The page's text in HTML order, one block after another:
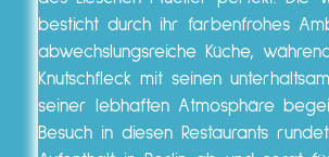
besticht durch ihr farbenfrohes
abwechslungsreiche Küche,
Knutschfleck mit seinen
seiner lebhaften Atmosphäre
Besuch in diesen Restaurants